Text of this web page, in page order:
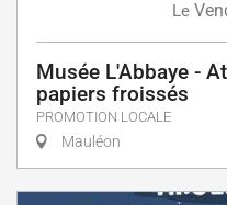
Le
Musée L'Abbaye -
papiers froissés
PROMOTION LOCALE
Mauléon